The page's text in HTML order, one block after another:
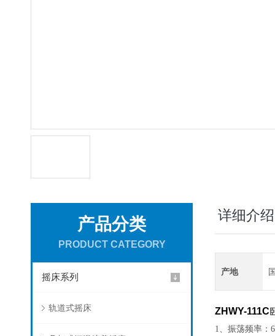
产品分类
PRODUCT CATEGORY
摇床系列
轨道式摇床
详细介绍
产地
ZHWY-111C
1、振荡频